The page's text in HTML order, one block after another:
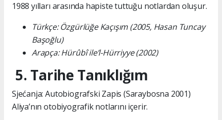
1988 yılları arasında hapiste tuttuğu notlardan oluşur.
Türkçe: Özgürlüğe Kaçışım (2005, Hasan Tuncay
Başoğlu)
Arapça: Hürûbî ile’l-Hürriyye (2002)
5. Tarihe Tanıklığım
Sjećanja: Autobiografski Zapis (Saraybosna 2001)
Aliya’nın otobiyografik notlarını içerir.